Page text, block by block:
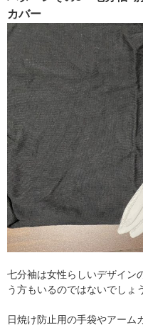
カバー
七分袖は女性らしいデザイン
う方もいるのではないでしょ
日焼け防止用の手袋やアーム